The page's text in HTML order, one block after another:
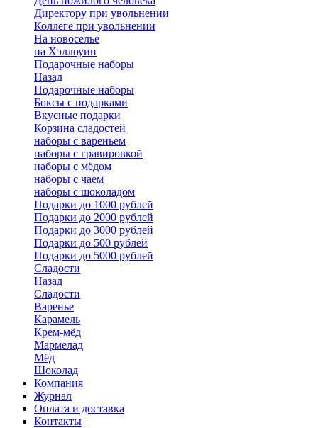
Директору при увольнении
Коллеге при увольнении
На новоселье
на Хэллоуин
Подарочные наборы
Назад
Подарочные наборы
Боксы с подарками
Вкусные подарки
Корзина сладостей
наборы с вареньем
наборы с гравировкой
наборы с мёдом
наборы с чаем
наборы с шоколадом
Подарки до 1000 рублей
Подарки до 2000 рублей
Подарки до 3000 рублей
Подарки до 500 рублей
Подарки до 5000 рублей
Сладости
Назад
Сладости
Варенье
Карамель
Крем-мёд
Мармелад
Мёд
Шоколад
Компания
Журнал
Оплата и доставка
Контакты